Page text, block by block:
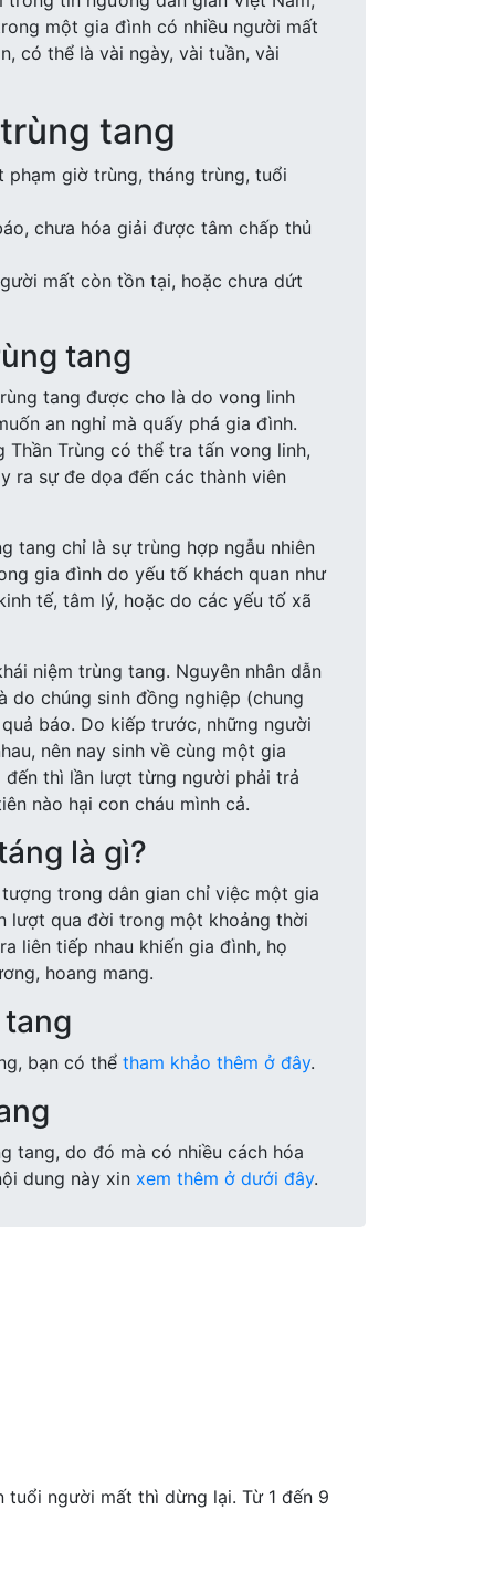
một gia đình có nhiều người mất
có thể là vài ngày, vài tuần, vài
tang
phạm giờ trùng, tháng trùng, tuổi
chưa hóa giải được tâm chấp thủ
mất còn tồn tại, hoặc chưa dứt
tang
tang được cho là do vong linh
an nghỉ mà quấy phá gia đình.
Trùng có thể tra tấn vong linh,
ra sự đe dọa đến các thành viên
tang chỉ là sự trùng hợp ngẫu nhiên
gia đình do yếu tố khách quan như
tế, tâm lý, hoặc do các yếu tố xã
niệm trùng tang. Nguyên nhân dẫn
do chúng sinh đồng nghiệp (chung
báo. Do kiếp trước, những người
nên nay sinh về cùng một gia
thì lần lượt từng người phải trả
nào hại con cháu mình cả.
là gì?
trong dân gian chỉ việc một gia
lượt qua đời trong một khoảng thời
liên tiếp nhau khiến gia đình, họ
hoang mang.
bạn có thể tham khảo thêm ở đây.
tang, do đó mà có nhiều cách hóa
dung này xin xem thêm ở dưới đây.
người mất thì dừng lại. Từ 1 đến 9